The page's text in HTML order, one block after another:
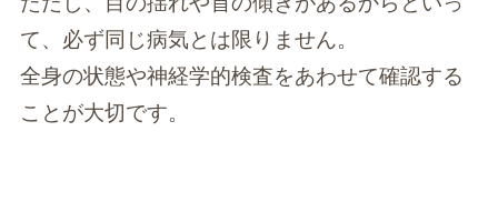
て、必ず同じ病気とは限りません。
全身の状態や神経学的検査をあわせて確認する
ことが大切です。